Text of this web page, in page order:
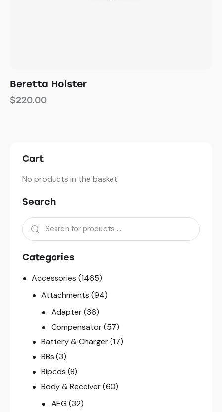
Beretta Holster
$220.00
Cart
No products in the basket.
Search
Categories
Accessories (1465)
Attachments (94)
Adapter (36)
Compensator (57)
Battery & Charger (17)
BBs (3)
Bipods (8)
Body & Receiver (60)
AEG (32)